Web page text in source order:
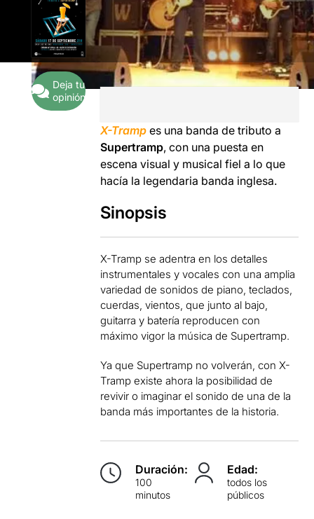
Deja tu
opinión
X-Tramp es una banda de tributo a
Supertramp, con una puesta en
escena visual y musical fiel a lo que
hacía la legendaria banda inglesa.
Sinopsis
X-Tramp se adentra en los detalles
instrumentales y vocales con una amplia
variedad de sonidos de piano, teclados,
cuerdas, vientos, que junto al bajo,
guitarra y batería reproducen con
máximo vigor la música de Supertramp.
Ya que Supertramp no volverán, con X-
Tramp existe ahora la posibilidad de
revivir o imaginar el sonido de una de la
banda más importantes de la historia.
Duración:
100
minutos
Edad:
todos los
públicos